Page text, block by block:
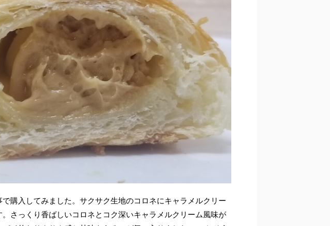
で購入してみました。サクサク生地のコロネにキャラメルクリー
さっくり香ばしいコロネとコク深いキャラメルクリーム風味が